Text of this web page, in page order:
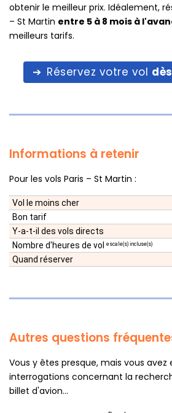
obtenir le meilleur prix. Idéalement,
– St Martin entre 5 à 8 mois à
meilleurs tarifs.
Réservez votre vol
Informations à retenir
Pour les vols Paris – St Martin :
Vol le moins cher
Bon tarif
Y-a-t-il des vols directs
Nombre d'heures de vol
escale(s) incluse(s)
Quand réserver
Autres questions
Vous y êtes presque, mais vous avez
interrogations concernant la
billet d'avion...